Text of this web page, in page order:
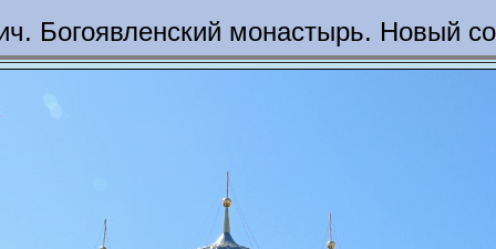
Богоявленский монастырь. Новый